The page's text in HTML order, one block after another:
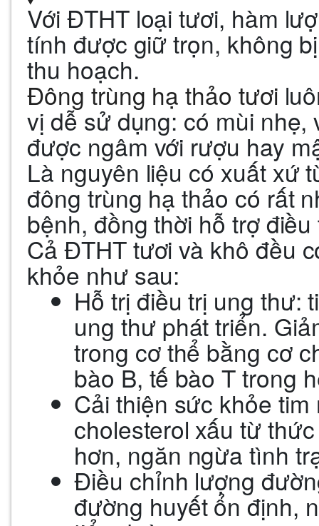
Với ĐTHT loại tươi, hàm
tính được giữ trọn, không
thu hoạch.
Đông trùng hạ thảo tươi
vị dễ sử dụng: có mùi nhẹ,
được ngâm với rượu hay
Là nguyên liệu có xuất xứ
đông trùng hạ thảo có rất
bệnh, đồng thời hỗ trợ
Cả ĐTHT tươi và khô đều
khỏe như sau:
Hỗ trị điều trị ung thư:
ung thư phát triển.
trong cơ thể bằng cơ
bào B, tế bào T trong
Cải thiện sức khỏe
cholesterol xấu từ
hơn, ngăn ngừa tình
Điều chỉnh lượng
đường huyết ổn định,